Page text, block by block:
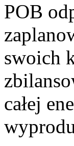
POB
swoich
całej